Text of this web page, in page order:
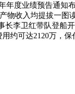
度业绩预告通知
收入均提拔一
李卫红带队登船
约可达2120万，保